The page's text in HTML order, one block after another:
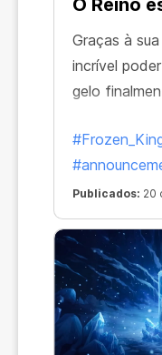
O Reino
Graças à
incrível
gelo
Publicados: 20